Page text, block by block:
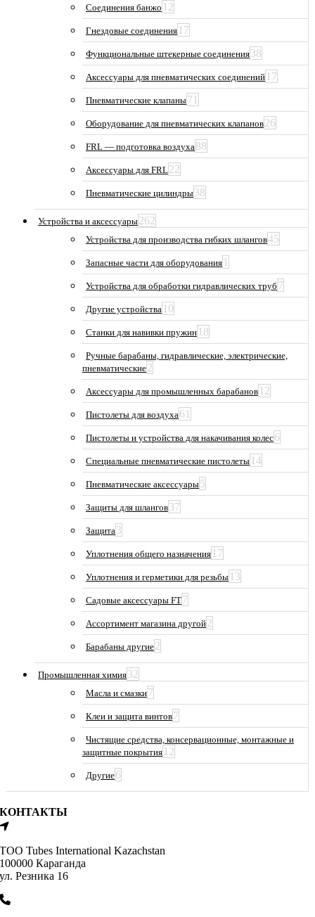
Соединения банжо 12
Гнездовые соединения 17
Функциональные штекерные соединения38
Аксессуары для пневматических соединений 17
Пневматические клапаны71
Оборудование для пневматических клапанов26
FRL — подготовка воздуха88
Аксессуары для FRL22
Пневматические цилиндры38
Устройства и аксессуары262
Устройства для производства гибких шлангов45
Запасные части для оборудования 1
Устройства для обработки гидравлических труб 7
Другие устройства 10
Станки для навивки пружин 18
Ручные барабаны, гидравлические, электрические,
пневматические2
Аксессуары для промышленных барабанов 12
Пистолеты для воздуха61
Пистолеты и устройства для накачивания колес6
Специальные пневматические пистолеты 14
Пневматические аксессуары5
Защиты для шлангов37
Защита3
Уплотнения общего назначения 17
Уплотнения и герметики для резьбы 13
Садовые аксессуары FT7
Ассортимент магазина другой2
Барабаны другие2
Промышленная химия32
Масла и смазки7
Клеи и защита винтов7
Чистящие средства, консервационные, монтажные и
защитные покрытия 12
Другие6
КОНТАКТЫ
ТОО Tubes International Kazachstan
100000 Караганда
ул. Резника 16